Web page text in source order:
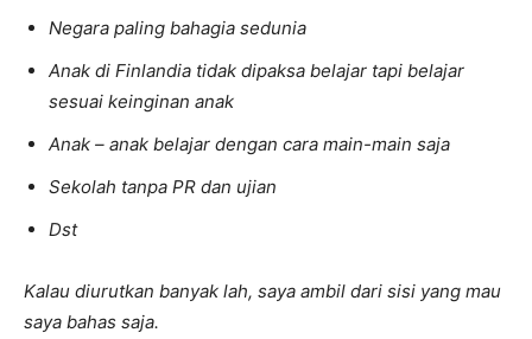
Negara paling bahagia sedunia
Anak di Finlandia tidak dipaksa belajar tapi belajar
sesuai keinginan anak
Anak – anak belajar dengan cara main-main saja
Sekolah tanpa PR dan ujian
Dst
Kalau diurutkan banyak lah, saya ambil dari sisi yang mau
saya bahas saja.